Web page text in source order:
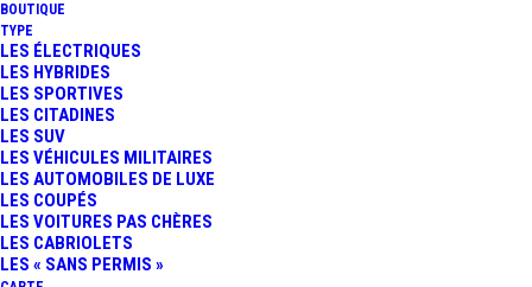
BOUTIQUE
TYPE
LES ÉLECTRIQUES
LES HYBRIDES
LES SPORTIVES
LES CITADINES
LES SUV
LES VÉHICULES MILITAIRES
LES AUTOMOBILES DE LUXE
LES COUPÉS
LES VOITURES PAS CHÈRES
LES CABRIOLETS
LES « SANS PERMIS »
LEXUS RX 450H+ : 65 KM
EN ÉLECTRIQUE ET 6,7
L/100 KM EN VILLE,
CHIFFRES RÉELS À
L’APPUI